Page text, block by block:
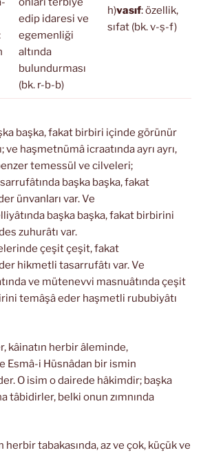
edip idaresi ve
egemenliği
altında
bulundurması
(bk. r-b-b)
h)vasıf: özellik,
sıfat (bk. v-ṣ-f)
başka, fakat birbiri içinde görünür
ve haşmetnümâ icraatında ayrı ayrı,
temessül ve cilveleri;
başka başka, fakat
ünvanları var. Ve
başka başka, fakat birbirini
zuhurâtı var.
çeşit çeşit, fakat
hikmetli tasarrufâtı var. Ve
ve mütenevvi masnuâtında çeşit
temâşâ eder haşmetli rububiyâtı
kâinatın herbir âleminde,
Esmâ-i Hüsnâdan bir ismin
O isim o dairede hâkimdir; başka
tâbidirler, belki onun zımnında
herbir tabakasında, az ve çok, küçük ve